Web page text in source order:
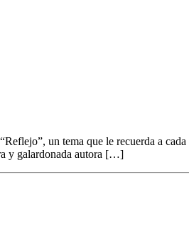
un tema que le recuerda a
y galardonada autora […]